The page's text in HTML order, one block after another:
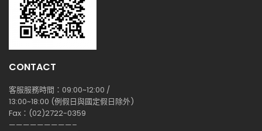
CONTACT
客服服務時間：09:00~12:00 /
13:00~18:00 (例假日與國定假日除外)
Fax：(02)2722-0359
—————————–